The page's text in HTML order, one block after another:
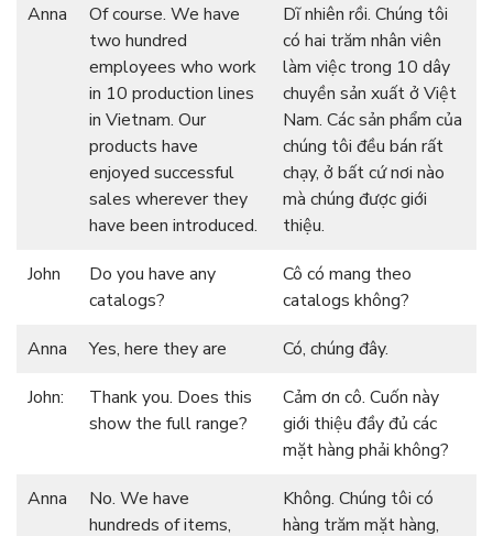
Anna
Of course. We have
two hundred
employees who work
in 10 production lines
in Vietnam. Our
products have
enjoyed successful
sales wherever they
have been introduced.
Dĩ nhiên rồi. Chúng tôi
có hai trăm nhân viên
làm việc trong 10 dây
chuyền sản xuất ở Việt
Nam. Các sản phẩm của
chúng tôi đều bán rất
chạy, ở bất cứ nơi nào
mà chúng được giới
thiệu.
John
Do you have any
catalogs?
Cô có mang theo
catalogs không?
Anna
Yes, here they are
Có, chúng đây.
John:
Thank you. Does this
show the full range?
Cảm ơn cô. Cuốn này
giới thiệu đầy đủ các
mặt hàng phải không?
Anna
No. We have
hundreds of items,
Không. Chúng tôi có
hàng trăm mặt hàng,